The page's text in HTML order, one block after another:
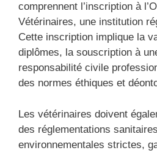
comprennent l’inscription à
Vétérinaires, une institution
Cette inscription implique la
diplômes, la souscription à
responsabilité civile
des normes éthiques et
Les vétérinaires doivent
des réglementations
environnementales strictes,